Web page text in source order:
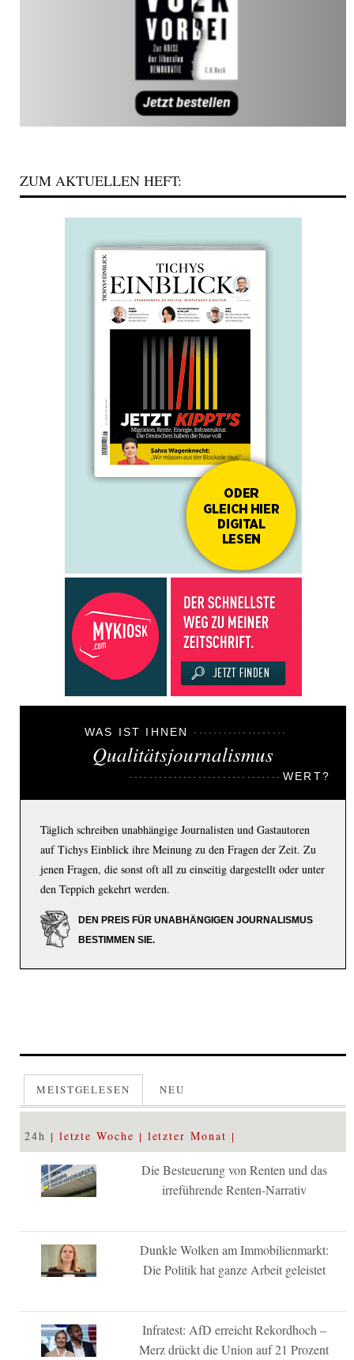
ZUM AKTUELLEN HEFT:
WAS IST IHNEN
Qualitätsjournalismus
WERT?
Täglich schreiben unabhängige Journalisten und Gastautoren
auf Tichys Einblick ihre Meinung zu den Fragen der Zeit. Zu
jenen Fragen, die sonst oft all zu einseitig dargestellt oder unter
den Teppich gekehrt werden.
DEN PREIS FÜR UNABHÄNGIGEN JOURNALISMUS
BESTIMMEN SIE.
MEISTGELESEN NEU
24h letzte Woche letzter Monat
Die Besteuerung von Renten und das
irreführende Renten-Narrativ
Dunkle Wolken am Immobilienmarkt:
Die Politik hat ganze Arbeit geleistet
Infratest: AfD erreicht Rekordhoch –
Merz drückt die Union auf 21 Prozent